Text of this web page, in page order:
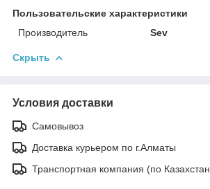
Пользовательские характеристики
Производитель
Sev
Скрыть
Условия доставки
Самовывоз
Доставка курьером по г.Алматы
Транспортная компания (по